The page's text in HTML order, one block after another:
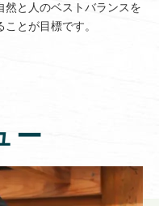
然と人のベストバランスを
とが目標です。
ー